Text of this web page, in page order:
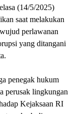
(14/5/2025)
saat melakukan
perlawanan
yang ditangani
penegak hukum
perusak lingkungan
Kejaksaan RI